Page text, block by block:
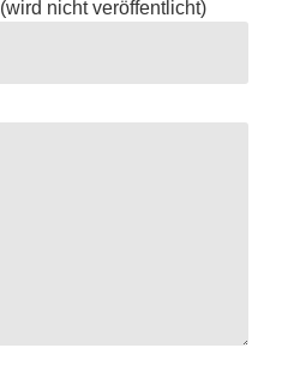
(wird nicht veröffentlicht)